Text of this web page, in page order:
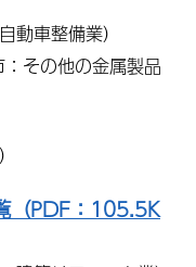
動車整備業）
その他の金属製品
（PDF：105.5K